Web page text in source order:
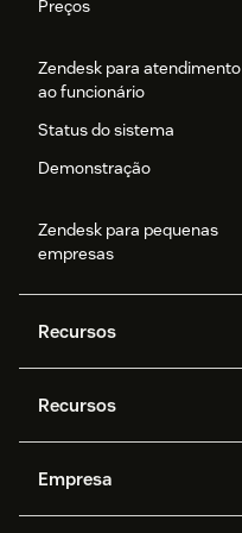
Preços
Zendesk para atendimento
ao funcionário
Status do sistema
Demonstração
Zendesk para pequenas
empresas
Recursos
Zendesk AI
Privacidade e proteção de
Recursos
API e desenvolvedores
Empresa